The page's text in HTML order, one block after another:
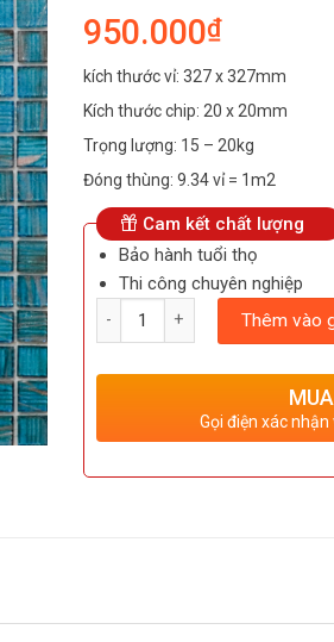
950.000₫
kích thước vỉ: 327 x 327mm
Kích thước chip: 20 x 20mm
Trọng lượng: 15 – 20kg
Đóng thùng: 9.34 vỉ = 1m2
Cam kết chất lượng
Bảo hành tuổi thọ
Thi công chuyên nghiệp
Thêm vào
Gọi điện xác